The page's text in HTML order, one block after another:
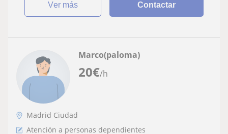
ver más Contactar
20€/h
Marco(paloma)
Madrid Ciudad
Atención a personas dependientes